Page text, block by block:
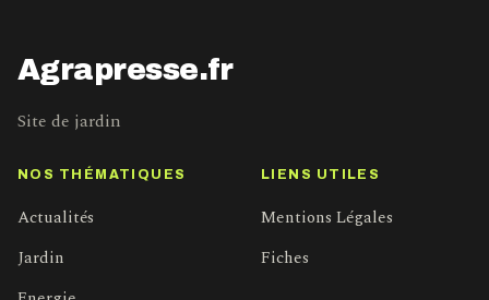
Agrapresse.fr
Site de jardin
NOS THÉMATIQUES
Actualités
Jardin
LIENS UTILES
Mentions Légales
Fiches